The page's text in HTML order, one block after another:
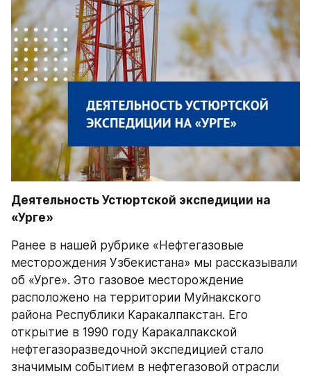
Деятельность Устюртской экспедиции на
«Урге»
Ранее в нашей рубрике «Нефтегазовые
месторождения Узбекистана» мы рассказывали
об «Урге». Это газовое месторождение
расположено на территории Муйнакского
района Республики Каракалпакстан. Его
открытие в 1990 году Каракалпакской
нефтегазоразведочной экспедицией стало
значимым событием в нефтегазовой отрасли